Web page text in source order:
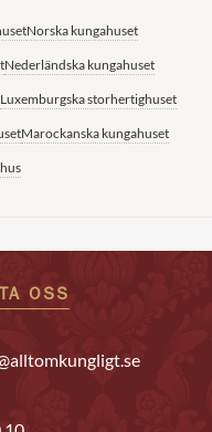
Norska kungahuset
Nederländska kungahuset
Luxemburgska storhertighuset
Marockanska kungahuset
OSS